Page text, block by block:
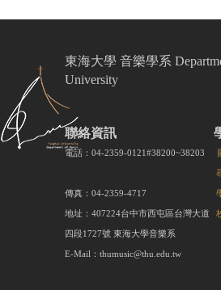
東海大學 音樂學系
University
聯絡資訊
電話：04-2359-0121#38200~38203
傳真：04-2359-4717
地址：407224台中市西屯區台灣大道
四段1727號 東海大學音樂系
E-Mail：thumusic@thu.edu.tw